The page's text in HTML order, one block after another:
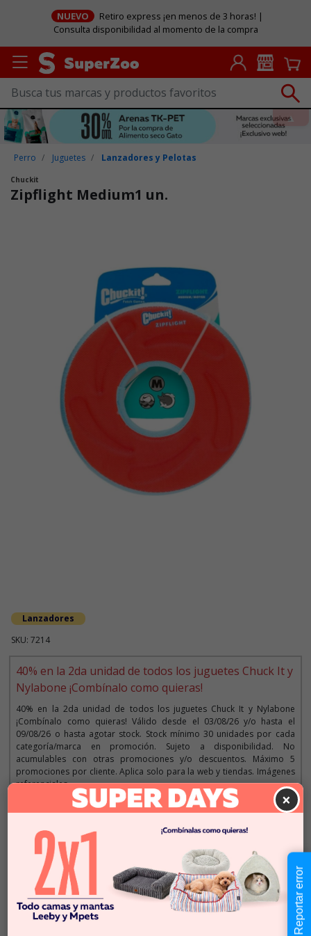
NUEVO
Retiro express ¡en menos de 3 horas! |
Consulta disponibilidad al momento de la compra
Perro Juguetes Lanzadores y Pelotas
Chuckit
Zipflight Medium1 un.
Lanzadores
SKU: 7214
40% en la 2da unidad de todos los juguetes Chuck It y
Nylabone ¡Combínalo como quieras!
40% en la 2da unidad de todos los juguetes Chuck It y Nylabone
¡Combínalo como quieras! Válido desde el 03/08/26 y/o hasta el
09/08/26 o hasta agotar stock. Stock mínimo 30 unidades por cada
categoría/marca en promoción. Sujeto a disponibilidad. No
acumulables con otras promociones y/o descuentos. Máximo 5
promociones por cliente. Aplica solo para la web y tiendas. Imágenes
referenciales.
Descripción
Cantidad:
- +
$16.990
En Stock
×
Reportar error